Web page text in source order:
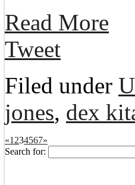
Read More
Tweet
Filed under
jones, dex
«1 234567»
Search for: